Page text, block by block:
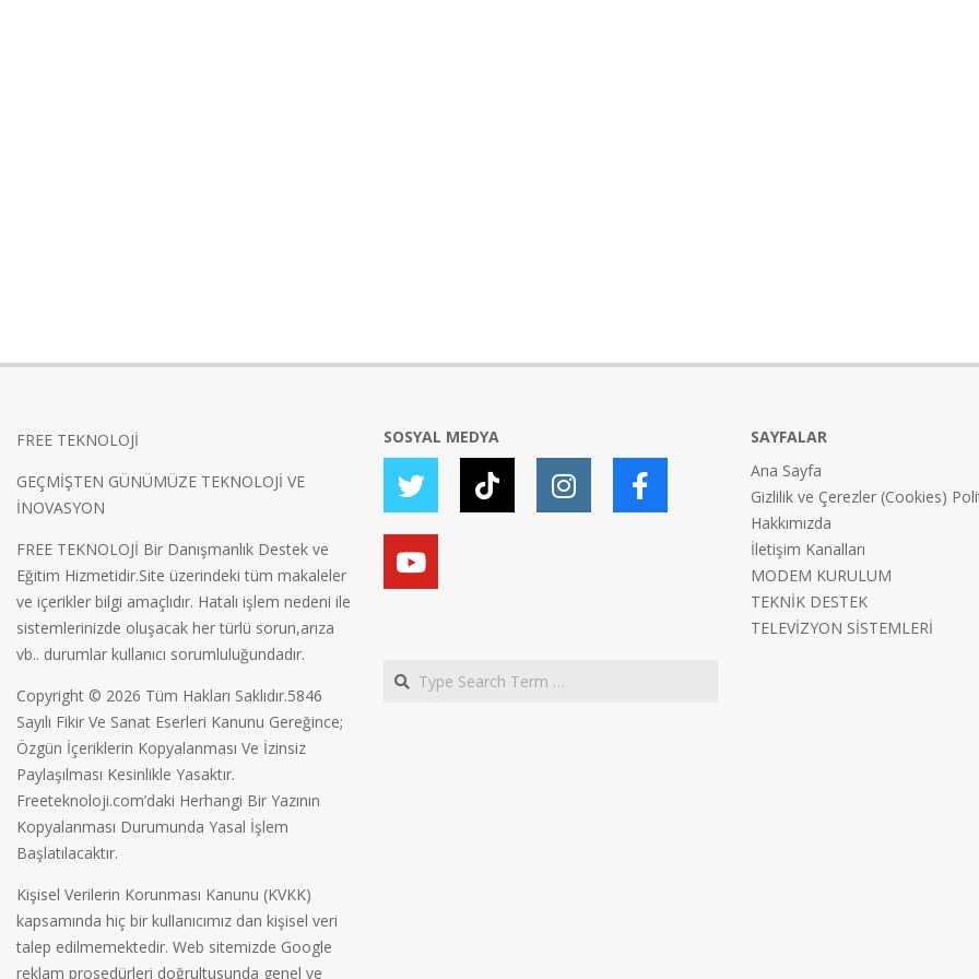
FREE TEKNOLOJİ
GEÇMİŞTEN GÜNÜMÜZE TEKNOLOJİ VE
İNOVASYON
FREE TEKNOLOJİ Bir Danışmanlık Destek ve
Eğitim Hizmetidir.Site üzerindeki tüm makaleler
ve içerikler bilgi amaçlıdır. Hatalı işlem nedeni ile
sistemlerinizde oluşacak her türlü sorun,arıza
vb.. durumlar kullanıcı sorumluluğundadır.
Copyright © 2026 Tüm Hakları Saklıdır.5846
Sayılı Fikir Ve Sanat Eserleri Kanunu Gereğince;
Özgün İçeriklerin Kopyalanması Ve İzinsiz
Paylaşılması Kesinlikle Yasaktır.
Freeteknoloji.com’daki Herhangi Bir Yazının
Kopyalanması Durumunda Yasal İşlem
Başlatılacaktır.
Kişisel Verilerin Korunması Kanunu (KVKK)
kapsamında hiç bir kullanıcımız dan kişisel veri
talep edilmemektedir. Web sitemizde Google
reklam prosedürleri doğrultusunda genel ve
SOSYAL MEDYA
Search
SAYFALAR
Ana Sayfa
Gizlilik ve Çerezler (Cookies)
Hakkımızda
İletişim Kanalları
MODEM KURULUM
TEKNİK DESTEK
TELEVİZYON SİSTEMLERİ